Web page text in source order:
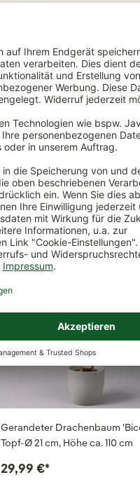
Gerandeter Drachenbaum
Topf-Ø 21 cm, Höhe ca. 110 cm
29,99 €*